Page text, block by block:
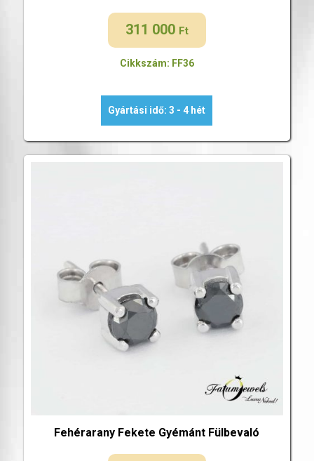
311 000 Ft
Cikkszám: FF36
Gyártási idő: 3 - 4 hét
Fehérarany Fekete Gyémánt Fülbevaló